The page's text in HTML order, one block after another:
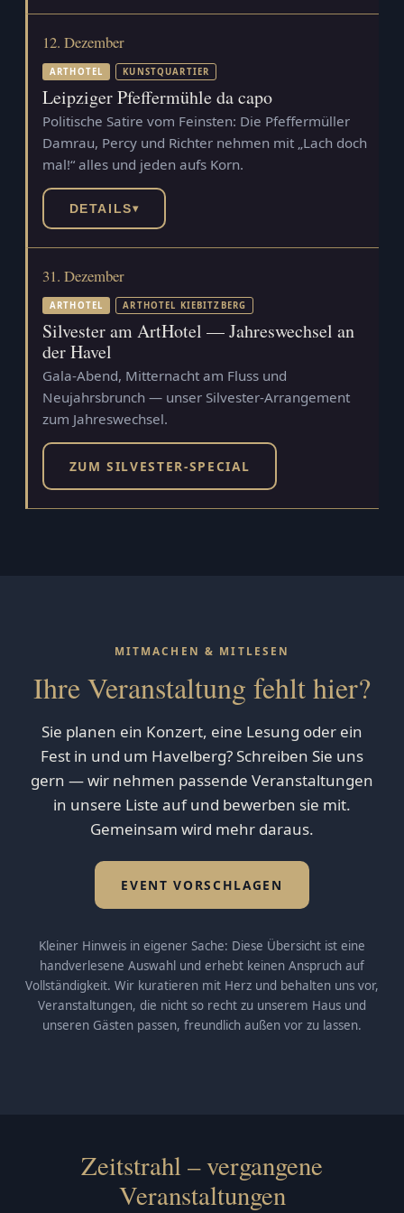
12. Dezember
ARTHOTEL KUNSTQUARTIER
Leipziger Pfeffermühle da capo
Politische Satire vom Feinsten: Die Pfeffermüller
Damrau, Percy und Richter nehmen mit „Lach doch
mal!“ alles und jeden aufs Korn.
DETAILS▾
31. Dezember
ARTHOTEL ARTHOTEL KIEBITZBERG
Silvester am ArtHotel — Jahreswechsel an
der Havel
Gala-Abend, Mitternacht am Fluss und
Neujahrsbrunch — unser Silvester-Arrangement
zum Jahreswechsel.
ZUM SILVESTER-SPECIAL
MITMACHEN & MITLESEN
Ihre Veranstaltung fehlt hier?
Sie planen ein Konzert, eine Lesung oder ein
Fest in und um Havelberg? Schreiben Sie uns
gern — wir nehmen passende Veranstaltungen
in unsere Liste auf und bewerben sie mit.
Gemeinsam wird mehr daraus.
EVENT VORSCHLAGEN
Kleiner Hinweis in eigener Sache: Diese Übersicht ist eine
handverlesene Auswahl und erhebt keinen Anspruch auf
Vollständigkeit. Wir kuratieren mit Herz und behalten uns vor,
Veranstaltungen, die nicht so recht zu unserem Haus und
unseren Gästen passen, freundlich außen vor zu lassen.
Zeitstrahl – vergangene
Veranstaltungen